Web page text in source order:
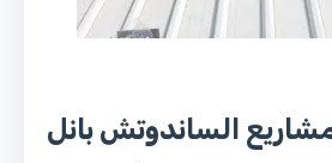
الساندوتش بانل